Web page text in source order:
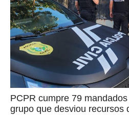
PCPR cumpre 79
grupo que desviou recursos